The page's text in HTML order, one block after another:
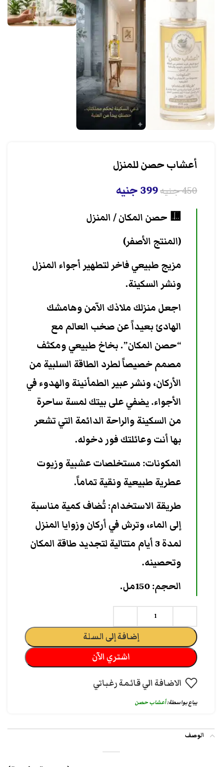
أعشاب حصن للمنزل
450جنيه399جنيه
🟨 حصن المكان / المنزل
(المنتج الأصفر)
مزيج طبيعي فاخر لتطهير أجواء المنزل
ونشر السكينة.
اجعل منزلك ملاذك الآمن وهامشك
الهادئ بعيداً عن صخب العالم مع
“حصن المكان”. بخاخ طبيعي ومكثف
مصمم خصيصاً لطرد الطاقة السلبية من
الأركان، ونشر عبير الطمأنينة والهدوء في
الأجواء. يضفي على بيتك لمسة ساحرة
من السكينة والراحة الدائمة التي تشعر
بها أنت وعائلتك فور دخوله.
المكونات: مستخلصات عشبية وزيوت
عطرية طبيعية ونقية تماماً.
طريقة الاستخدام: تُضاف كمية مناسبة
إلى الماء، وترش في أركان وزوايا المنزل
لمدة 3 أيام متتالية لتجديد طاقة المكان
وتحصينه.
الحجم: 150مل.
إضافة إلى السلة
اشتري الآن
الاضافة الي قائمة رغباتي
يباع بواسطة:أعشاب حصن
الوصف